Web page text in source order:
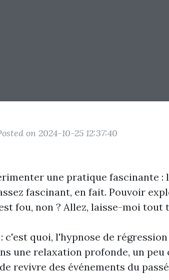
on 2024-10-25 12:37:40
une pratique fascinante :
fascinant, en fait. Pouvoir
fou, non ? Allez, laisse-moi tout
c'est quoi, l'hypnose de
une relaxation profonde, un peu
revivre des événements du